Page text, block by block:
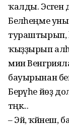
ҡалды. Эсәген
Беләһеңме
тураштырып,
ҡыҙҙырып
мин
бауырынан
Берәүһе йөҙ
тәңкә...
– Эй, ҡәйнеш,